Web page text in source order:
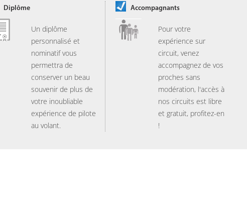
Diplôme
Un diplôme
personnalisé et
nominatif vous
permettra de
conserver un beau
souvenir de plus de
votre inoubliable
expérience de pilote
au volant.
Accompagnants
Pour votre
expérience sur
circuit, venez
accompagnez de vos
proches sans
modération, l'accès à
nos circuits est libre
et gratuit, profitez-en
!